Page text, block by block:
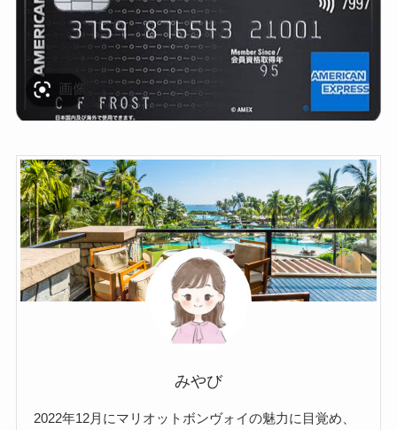
みやび
2022年12月にマリオットボンヴォイの魅力に目覚め、